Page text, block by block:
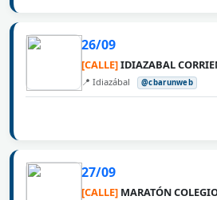
26/09
[CALLE]IDIAZABAL
📍 Idiazábal @cbarunweb
27/09
[CALLE] MARATÓN